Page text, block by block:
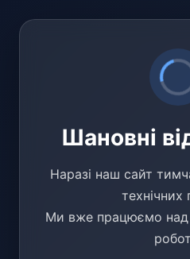
Шановні
Наразі наш сайт
технічних
Ми вже працюємо над